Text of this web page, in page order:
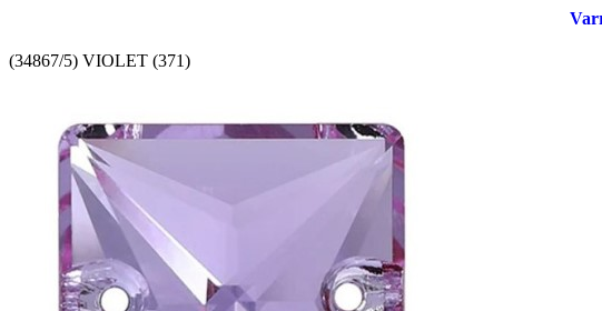
(34867/5) VIOLET (371)